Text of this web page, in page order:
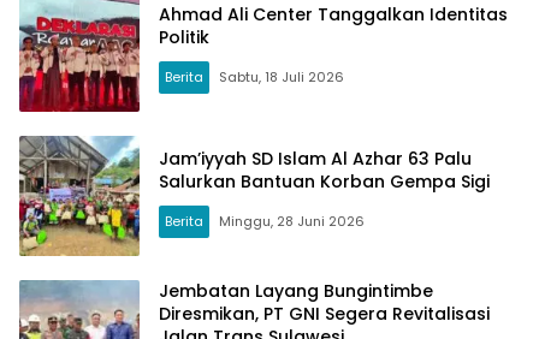
Ahmad Ali Center Tanggalkan Identitas
Politik
Berita Sabtu, 18 Juli 2026
Jam’iyyah SD Islam Al Azhar 63 Palu
Salurkan Bantuan Korban Gempa Sigi
Berita Minggu, 28 Juni 2026
Jembatan Layang Bungintimbe
Diresmikan, PT GNI Segera Revitalisasi